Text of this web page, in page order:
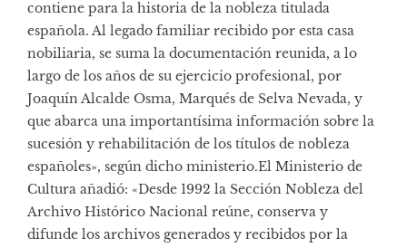
contiene para la historia de la nobleza titulada
española. Al legado familiar recibido por esta casa
nobiliaria, se suma la documentación reunida, a lo
largo de los años de su ejercicio profesional, por
Joaquín Alcalde Osma, Marqués de Selva Nevada, y
que abarca una importantísima información sobre la
sucesión y rehabilitación de los títulos de nobleza
españoles», según dicho ministerio.El Ministerio de
Cultura añadió: «Desde 1992 la Sección Nobleza del
Archivo Histórico Nacional reúne, conserva y
difunde los archivos generados y recibidos por la